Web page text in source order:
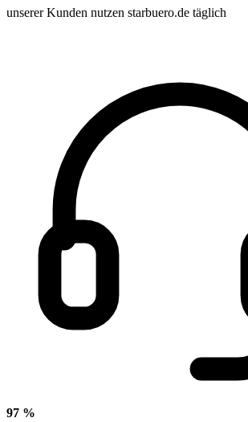
unserer Kunden nutzen starbuero.de täglich
97 %